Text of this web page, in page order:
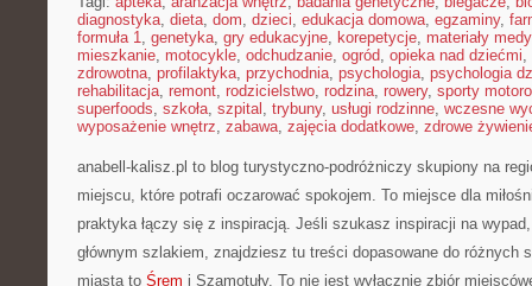
diagnostyka, dieta, dom, dzieci, edukacja domowa, egzaminy,
formuła 1, genetyka, gry edukacyjne, korepetycje, materiały
mieszkanie, motocykle, odchudzanie, ogród, opieka nad dziećmi,
zdrowotna, profilaktyka, przychodnia, psychologia, psychologia
rehabilitacja, remont, rodzicielstwo, rodzina, rowery, sporty
superfoods, szkoła, szpital , trybuny, usługi rodzinne, wczesne
wyposażenie wnętrz, zabawa, zajęcia dodatkowe, zdrowe
anabell-kalisz.pl to blog turystyczno-podróżniczy skupiony na
miejscu, które potrafi oczarować spokojem. To miejsce dla
praktyka łączy się z inspiracją. Jeśli szukasz inspiracji na
głównym szlakiem, znajdziesz tu treści dopasowane do różnych
miasta to Śrem i Szamotuły. To nie jest wyłącznie zbiór